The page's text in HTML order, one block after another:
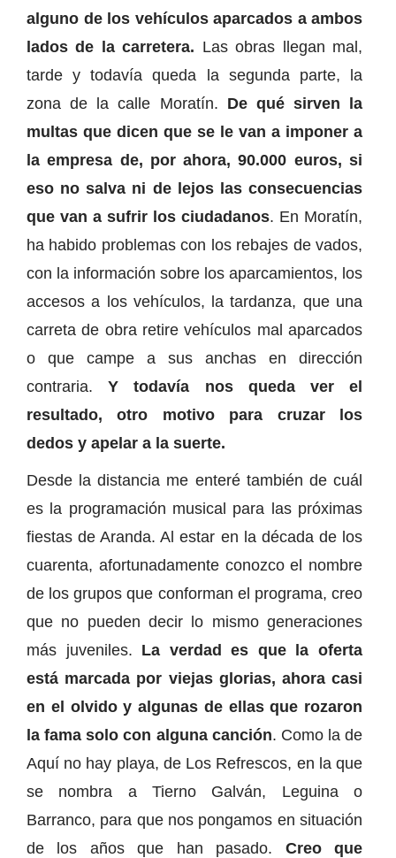
alguno de los vehículos aparcados a ambos
lados de la carretera. Las obras llegan mal,
tarde y todavía queda la segunda parte, la
zona de la calle Moratín. De qué sirven la
multas que dicen que se le van a imponer a
la empresa de, por ahora, 90.000 euros, si
eso no salva ni de lejos las consecuencias
que van a sufrir los ciudadanos. En Moratín,
ha habido problemas con los rebajes de vados,
con la información sobre los aparcamientos, los
accesos a los vehículos, la tardanza, que una
carreta de obra retire vehículos mal aparcados
o que campe a sus anchas en dirección
contraria.Y todavía nos queda ver el
resultado, otro motivo para cruzar los
dedos y apelar a la suerte.
Desde la distancia me enteré también de cuál
es la programación musical para las próximas
fiestas de Aranda. Al estar en la década de los
cuarenta, afortunadamente conozco el nombre
de los grupos que conforman el programa, creo
que no pueden decir lo mismo generaciones
más juveniles. La verdad es que la oferta
está marcada por viejas glorias, ahora casi
en el olvido y algunas de ellas que rozaron
la fama solo con alguna canción. Como la de
Aquí no hay playa, de Los Refrescos, en la que
se nombra a Tierno Galván, Leguina o
Barranco, para que nos pongamos en situación
de los años que han pasado. Creo que